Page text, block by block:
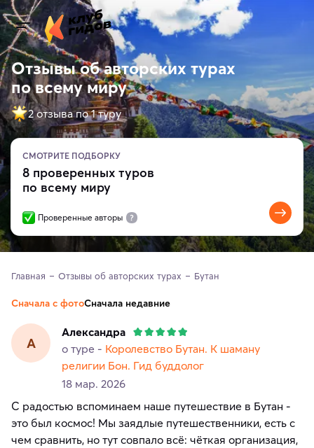
Главная Отзывы об авторских турах Бутан
Отзывы об авторских турах
по всему миру
2 отзыва по 1 турy
СМОТРИТЕ ПОДБОРКУ
8 проверенных туров
по всему миру
Проверенные авторы
Сначала с фотоСначала недавние
А
Александра
о туре - Королевство Бутан. К шаману
религии Бон. Гид буддолог
18 мар. 2026
С радостью вспоминаем наше путешествие в Бутан -
это был космос! Мы заядлые путешественники, есть с
чем сравнить, но тут совпало всё: чёткая организация,